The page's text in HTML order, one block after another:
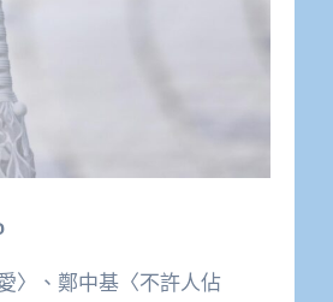
〉、鄭中基〈不許人佔